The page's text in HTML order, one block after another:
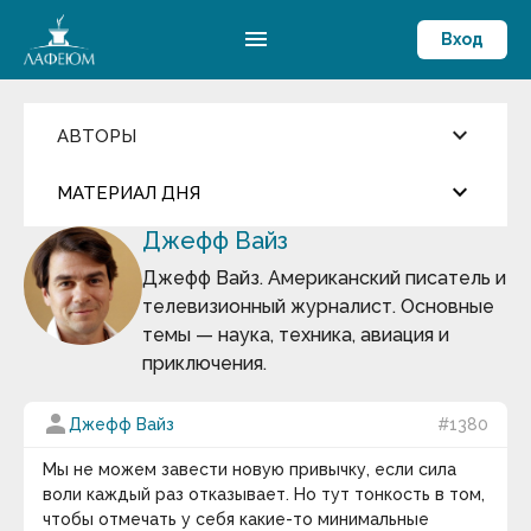
menu Вход
АВТОРЫ keyboard_arrow_down
close
Фильмы и Сериалы
Пословицы и поговорки
Аамир Кхан
Абрахам Маслоу
Абу-ль-Фарадж бин Харун
Абуль-Фарадж ибн аль-Джаузи
Август Бебель
Авессалом Подводный
Авиценна
Авл Корнелий Цельс
Авраам Линкольн
Аврелий Августин
Адам Смит
Джефф Вайз
Джефф Вайз. Американский писатель и
телевизионный журналист. Основные
темы — наука, техника, авиация и
приключения.
person Джефф Вайз #1380
Мы не можем завести новую привычку, если сила
воли каждый раз отказывает. Но тут тонкость в том,
чтобы отмечать у себя какие-то минимальные
МАТЕРИАЛ ДНЯ keyboard_arrow_down
Цитата дня
Андрей Кнышев
keyboard_arrow_down
Термин дня
Массовые вымирания— глобальные катастрофы